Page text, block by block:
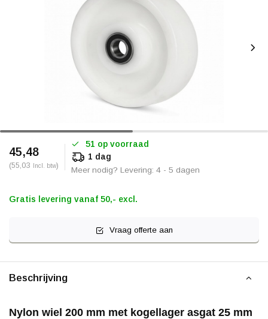
45,48
(55,03 Incl. btw)
51 op voorraad
1 dag
Meer nodig? Levering: 4 - 5 dagen
Gratis levering vanaf 50,- excl.
Vraag offerte aan
Beschrijving
Nylon wiel 200 mm met kogellager asgat 25 mm